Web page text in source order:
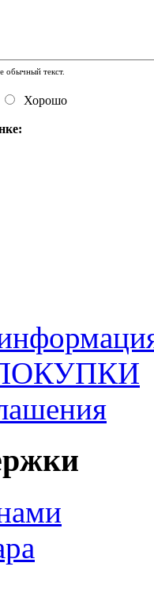
обычный текст.
Хорошо